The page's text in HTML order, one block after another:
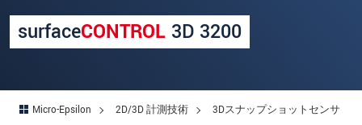
surfaceCONTROL 3D 3200
Micro-Epsilon 2D/3D 計測技術
3Dスナップショットセンサ
会社名*
郵便番号